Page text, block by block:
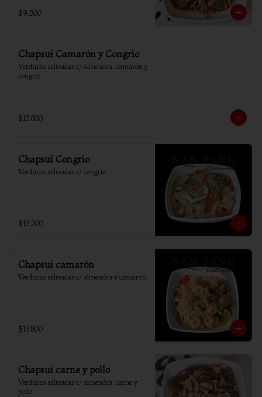
$9.500
Chapsui Camarón y Congrio
Verduras salteadas c/ almendra, camaron y
congrio
$13.800
Chapsui Congrio
Verduras salteadas c/ congrio
$13.200
Chapsui camarón
Verduras salteadas c/ almendra y camaron
$13.800
Chapsui carne y pollo
Verduras salteadas c/ almendra, carne y
pollo